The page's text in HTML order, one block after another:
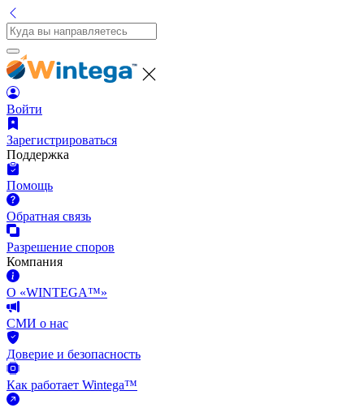
Войти
Зарегистрироваться
Поддержка
Помощь
Обратная связь
Разрешение споров
Компания
О «WINTEGA™»
СМИ о нас
Доверие и безопасность
Как работает Wintega™